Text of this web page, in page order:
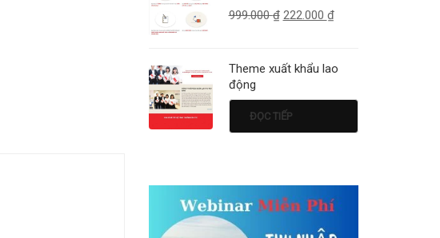
999.000₫ 222.000 ₫
Theme xuất khẩu lao
động
ĐỌC TIẾP